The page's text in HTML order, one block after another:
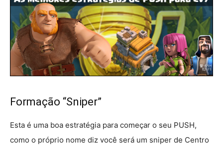
Formação “Sniper”
Esta é uma boa estratégia para começar o seu PUSH,
como o próprio nome diz você será um sniper de Centro